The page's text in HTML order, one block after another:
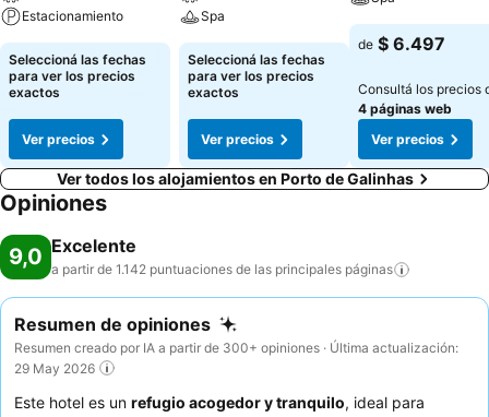
Estacionamiento
Seleccioná las fechas
para ver los precios
exactos
Ver precios
Spa
Seleccioná las fechas
para ver los precios
exactos
Ver precios
de $ 6.497
Consultá los precios
4 páginas web
Ver precios
Ver todos los alojamientos en Porto de Galinhas
Opiniones
9,0 Excelente
a partir de 1.142 puntuaciones de las principales páginas
Resumen de opiniones
Resumen creado por IA a partir de 300+ opiniones · Última actualización:
29 May 2026
Este hotel es un refugio acogedor y tranquilo, ideal para